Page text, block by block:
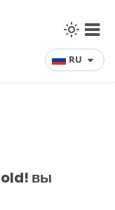
RU
вы